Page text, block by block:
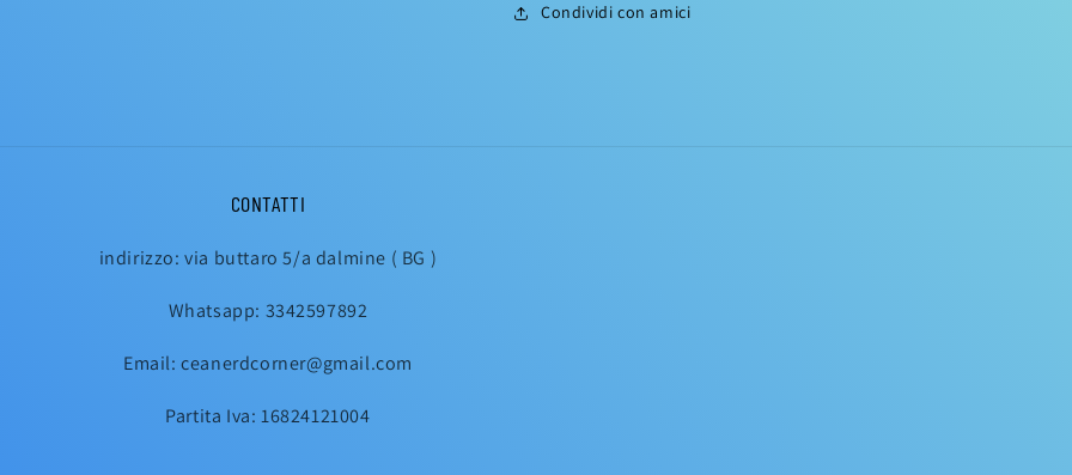
Condividi con amici
CONTATTI
indirizzo: via buttaro 5/a dalmine ( BG )
Whatsapp: 3342597892
Email: ceanerdcorner@gmail.com
Partita Iva: 16824121004